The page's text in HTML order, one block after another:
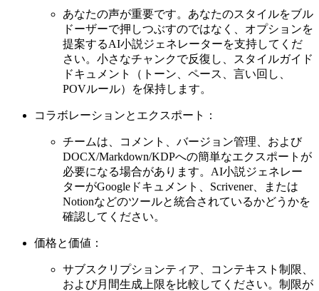
あなたの声が重要です。あなたのスタイルをブル
ドーザーで押しつぶすのではなく、オプションを
提案するAI小説ジェネレーターを支持してくだ
さい。小さなチャンクで反復し、スタイルガイド
ドキュメント（トーン、ペース、言い回し、
POVルール）を保持します。
コラボレーションとエクスポート：
チームは、コメント、バージョン管理、および
DOCX/Markdown/KDPへの簡単なエクスポートが
必要になる場合があります。AI小説ジェネレー
ターがGoogleドキュメント、Scrivener、または
Notionなどのツールと統合されているかどうかを
確認してください。
価格と価値：
サブスクリプションティア、コンテキスト制限、
および月間生成上限を比較してください。制限が